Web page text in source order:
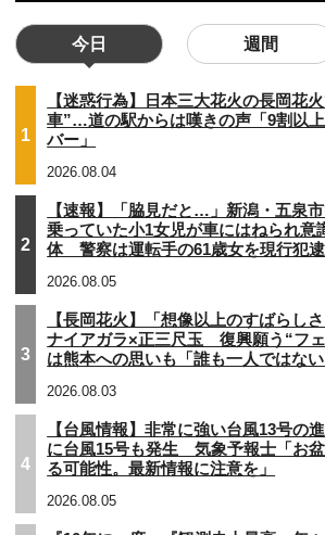
今日 週間
1
【迷惑行為】日本三大花火の長岡花
車”…道の駅からは嘆きの声「9割以
バー」
2026.08.04
2
【速報】「脇見だと…」新潟・五泉
乗っていた小1女児が車にはねられ意
体 警察は運転手の61歳女を現行犯
2026.08.05
3
【長岡花火】「想像以上のすばらし
ナイアガラ×正三尺玉 復興願う“フ
は熊本への思いも「誰も一人ではない
2026.08.03
4
【台風情報】非常に強い台風13号の
に台風15号も発生 気象予報士「お
る可能性。最新情報に注意を」
2026.08.05